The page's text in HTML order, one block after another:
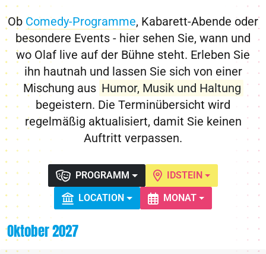
Ob Comedy-Programme, Kabarett-Abende oder
besondere Events - hier sehen Sie, wann und
wo Olaf live auf der Bühne steht. Erleben Sie
ihn hautnah und lassen Sie sich von einer
Mischung aus Humor, Musik und Haltung
begeistern. Die Terminübersicht wird
regelmäßig aktualisiert, damit Sie keinen
Auftritt verpassen.
PROGRAMM
IDSTEIN
LOCATION
MONAT
Oktober 2027